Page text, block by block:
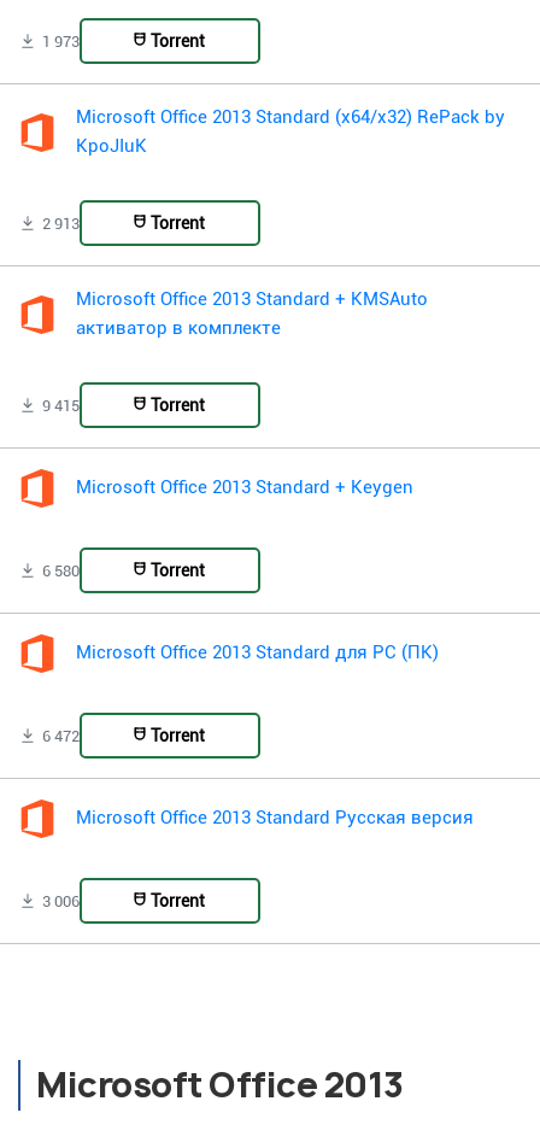
1 973 Torrent
Microsoft Office 2013 Standard (x64/x32) RePack by
KpoJIuK
2 913 Torrent
Microsoft Office 2013 Standard + KMSAuto
активатор в комплекте
9 415 Torrent
Microsoft Office 2013 Standard + Keygen
6 580 Torrent
Microsoft Office 2013 Standard для PC (ПК)
6 472 Torrent
Microsoft Office 2013 Standard Русская версия
3 006 Torrent
Microsoft Office 2013